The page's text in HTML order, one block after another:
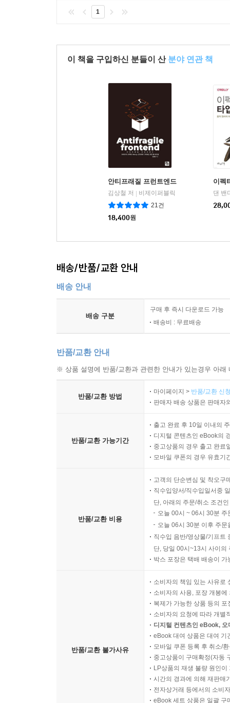
1
이 책을 구입하신 분들이 산 분야 연관 책
안티프래질 프런트엔드
김상철 저
비제이퍼블릭
21건
18,400원
이펙
배송/반품/교환 안내
배송 안내
배송 구분
구매 후 즉시 다운로드 가능
배송비 : 무료배송
반품/교환 안내
※ 상품 설명에 반품/교환과 관련한 안내가 있는경우 아
반품/교환 방법
마이페이지 > 반품/교환 신
판매자 배송 상품은 판매자
반품/교환 가능기간
출고 완료 후 10일 이내의
디지털 콘텐츠인 eBook의
중고상품의 경우 출고 완료
모바일 쿠폰의 경우 유효기
반품/교환 비용
고객의 단순변심 및 착오구
직수입양서/직수입일서중
단, 아래의 주문/취소 조건
오늘 00시 ~ 06시 30분
오늘 06시 30분 이후 주
직수입 음반/영상물/기프트
단, 당일 00시~13시 사이의
박스 포장은 택배 배송이
반품/교환 불가사유
소비자의 책임 있는 사유로
소비자의 사용, 포장 개봉
복제가 가능한 상품 등의
소비자의 요청에 따라 개별
디지털 컨텐츠인 eBook,
eBook 대여 상품은 대여 기
모바일 쿠폰 등록 후 취소/
중고상품이 구매확정(자동
LP상품의 재생 불량 원인
시간의 경과에 의해 재판매
전자상거래 등에서의 소비
eBook 세트 상품은 일괄 구